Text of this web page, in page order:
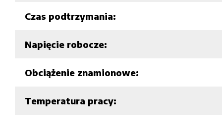
Czas podtrzymania:
Napięcie robocze:
Obciążenie znamionowe:
Temperatura pracy: